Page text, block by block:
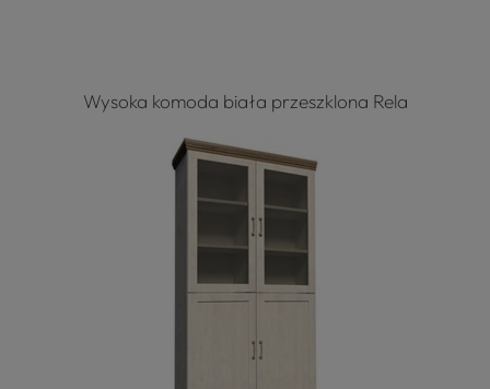
Wysoka komoda biała przeszklona Rela